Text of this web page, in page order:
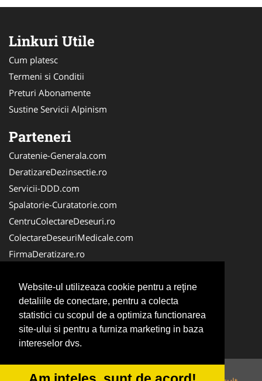
Website-ul utilizeaza cookie pentru a reţine
detaliile de conectare, pentru a colecta
statistici cu scopul de a optimiza functionarea
site-ului si pentru a furniza marketing in baza
intereselor dvs.
Linkuri Utile
Cum platesc
Termeni si Conditii
Preturi Abonamente
Sustine Servicii Alpinism
Parteneri
Curatenie-Generala.com
DeratizareDezinsectie.ro
Servicii-DDD.com
Spalatorie-Curatatorie.com
CentruColectareDeseuri.ro
ColectareDeseuriMedicale.com
FirmaDeratizare.ro
Alpinist-Utilitar.com
Birouri-Cadastru.ro
FirmaTractariAuto.ro
Service-Reparatii.com